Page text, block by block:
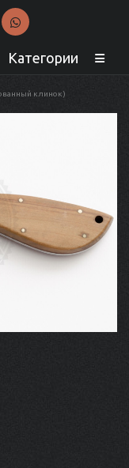
Категории
клинок)